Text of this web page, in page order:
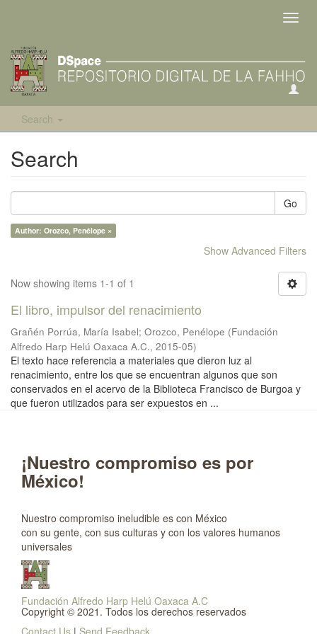
Search
Search
Go
Author: Orozco, Penélope ×
Show Advanced Filters
Now showing items 1-1 of 1
El libro, impulsor del renacimiento
Grañén Porrúa, María Isabel; Orozco, Penélope (Fundación
Alfredo Harp Helú Oaxaca A.C., 2015-05)
El texto hace referencia a materiales que dieron luz al
renacimiento, entre los que se encuentran algunos que son
conservados en el acervo de la Biblioteca Francisco de Burgoa y
que fueron utilizados para ser expuestos en ...
¡Nuestro compromiso es por
México!
Nuestro compromiso ineludible es con México
con su gente, con sus culturas y con los valores humanos
universales
Fundación Alfredo Harp Helú Oaxaca A.C
Copyright © 2021. Todos los derechos reservados
Contact Us | Send Feedback